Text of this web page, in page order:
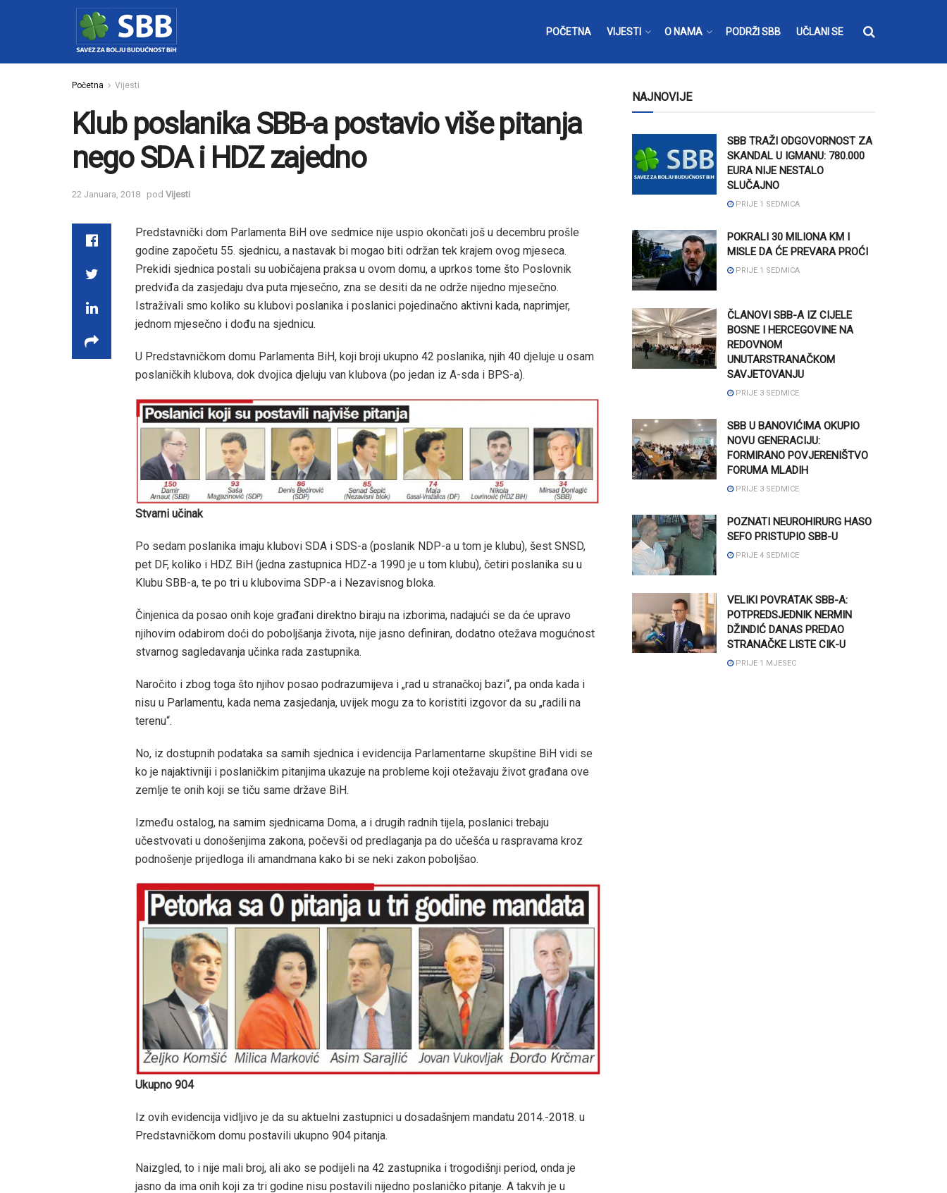
POČETNA VIJESTI O NAMA PODRŽI SBB UČLANI SE
Početna Vijesti
Klub poslanika SBB-a postavio više pitanja
nego SDA i HDZ zajedno
22 Januara, 2018 pod Vijesti
Predstavnički dom Parlamenta BiH ove sedmice nije uspio okončati još u decembru prošle
godine započetu 55. sjednicu, a nastavak bi mogao biti održan tek krajem ovog mjeseca.
Prekidi sjednica postali su uobičajena praksa u ovom domu, a uprkos tome što Poslovnik
predviđa da zasjedaju dva puta mjesečno, zna se desiti da ne održe nijedno mjesečno.
Istraživali smo koliko su klubovi poslanika i poslanici pojedinačno aktivni kada, naprimjer,
jednom mjesečno i dođu na sjednicu.
U Predstavničkom domu Parlamenta BiH, koji broji ukupno 42 poslanika, njih 40 djeluje u osam
poslaničkih klubova, dok dvojica djeluju van klubova (po jedan iz A-sda i BPS-a).
Stvarni učinak
Po sedam poslanika imaju klubovi SDA i SDS-a (poslanik NDP-a u tom je klubu), šest SNSD,
pet DF, koliko i HDZ BiH (jedna zastupnica HDZ-a 1990 je u tom klubu), četiri poslanika su u
Klubu SBB-a, te po tri u klubovima SDP-a i Nezavisnog bloka.
Činjenica da posao onih koje građani direktno biraju na izborima, nadajući se da će upravo
njihovim odabirom doći do poboljšanja života, nije jasno definiran, dodatno otežava mogućnost
stvarnog sagledavanja učinka rada zastupnika.
Naročito i zbog toga što njihov posao podrazumijeva i „rad u stranačkoj bazi“, pa onda kada i
nisu u Parlamentu, kada nema zasjedanja, uvijek mogu za to koristiti izgovor da su „radili na
terenu“.
No, iz dostupnih podataka sa samih sjednica i evidencija Parlamentarne skupštine BiH vidi se
ko je najaktivniji i poslaničkim pitanjima ukazuje na probleme koji otežavaju život građana ove
zemlje te onih koji se tiču same države BiH.
Između ostalog, na samim sjednicama Doma, a i drugih radnih tijela, poslanici trebaju
učestvovati u donošenjima zakona, počevši od predlaganja pa do učešća u raspravama kroz
podnošenje prijedloga ili amandmana kako bi se neki zakon poboljšao.
Ukupno 904
Iz ovih evidencija vidljivo je da su aktuelni zastupnici u dosadašnjem mandatu 2014.-2018. u
Predstavničkom domu postavili ukupno 904 pitanja.
Naizgled, to i nije mali broj, ali ako se podijeli na 42 zastupnika i trogodišnji period, onda je
jasno da ima onih koji za tri godine nisu postavili nijedno poslaničko pitanje. A takvih je u
NAJNOVIJE
SBB TRAŽI ODGOVORNOST ZA
SKANDAL U IGMANU: 780.000
EURA NIJE NESTALO
SLUČAJNO
PRIJE 1 SEDMICA
POKRALI 30 MILIONA KM I
MISLE DA ĆE PREVARA PROĆI
PRIJE 1 SEDMICA
ČLANOVI SBB-A IZ CIJELE
BOSNE I HERCEGOVINE NA
REDOVNOM
UNUTARSTRANAČKOM
SAVJETOVANJU
PRIJE 3 SEDMICE
SBB U BANOVIĆIMA OKUPIO
NOVU GENERACIJU:
FORMIRANO POVJERENIŠTVO
FORUMA MLADIH
PRIJE 3 SEDMICE
POZNATI NEUROHIRURG HASO
SEFO PRISTUPIO SBB-U
PRIJE 4 SEDMICE
VELIKI POVRATAK SBB-A:
POTPREDSJEDNIK NERMIN
DŽINDIĆ DANAS PREDAO
STRANAČKE LISTE CIK-U
PRIJE 1 MJESEC